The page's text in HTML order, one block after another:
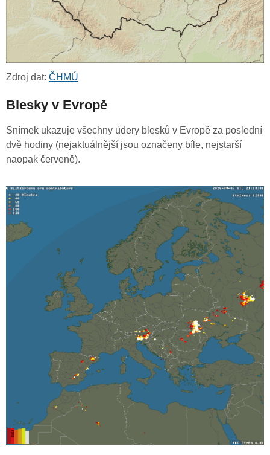
Zdroj dat: ČHMÚ
Blesky v Evropě
Snímek ukazuje všechny údery blesků v Evropě za poslední
dvě hodiny (nejaktuálnější jsou označeny bíle, nejstarší
naopak červeně).